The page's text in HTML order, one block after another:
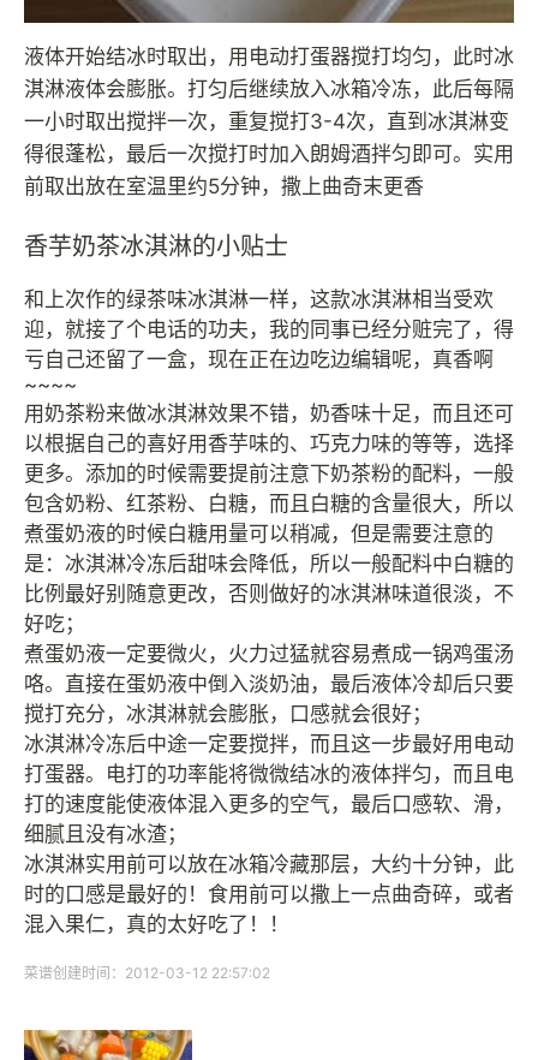
液体开始结冰时取出，用电动打蛋器搅打均匀，此时冰
淇淋液体会膨胀。打匀后继续放入冰箱冷冻，此后每隔
一小时取出搅拌一次，重复搅打3-4次，直到冰淇淋变
得很蓬松，最后一次搅打时加入朗姆酒拌匀即可。实用
前取出放在室温里约5分钟，撒上曲奇末更香
香芋奶茶冰淇淋的小贴士
和上次作的绿茶味冰淇淋一样，这款冰淇淋相当受欢
迎，就接了个电话的功夫，我的同事已经分赃完了，得
亏自己还留了一盒，现在正在边吃边编辑呢，真香啊
~~~~
用奶茶粉来做冰淇淋效果不错，奶香味十足，而且还可
以根据自己的喜好用香芋味的、巧克力味的等等，选择
更多。添加的时候需要提前注意下奶茶粉的配料，一般
包含奶粉、红茶粉、白糖，而且白糖的含量很大，所以
煮蛋奶液的时候白糖用量可以稍减，但是需要注意的
是：冰淇淋冷冻后甜味会降低，所以一般配料中白糖的
比例最好别随意更改，否则做好的冰淇淋味道很淡，不
好吃；
煮蛋奶液一定要微火，火力过猛就容易煮成一锅鸡蛋汤
咯。直接在蛋奶液中倒入淡奶油，最后液体冷却后只要
搅打充分，冰淇淋就会膨胀，口感就会很好；
冰淇淋冷冻后中途一定要搅拌，而且这一步最好用电动
打蛋器。电打的功率能将微微结冰的液体拌匀，而且电
打的速度能使液体混入更多的空气，最后口感软、滑，
细腻且没有冰渣；
冰淇淋实用前可以放在冰箱冷藏那层，大约十分钟，此
时的口感是最好的！食用前可以撒上一点曲奇碎，或者
混入果仁，真的太好吃了！！
菜谱创建时间：2012-03-12 22:57:02